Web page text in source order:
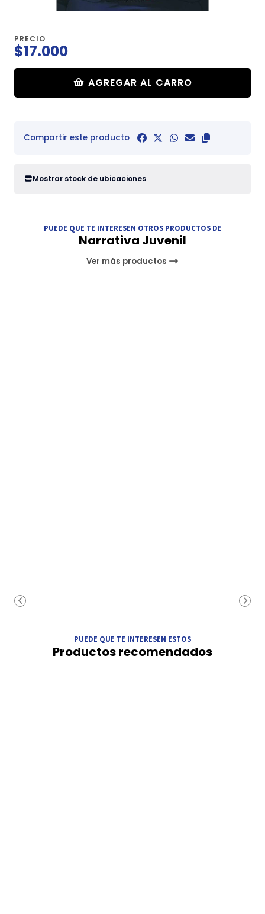
PRECIO
$17.000
AGREGAR AL CARRO
Compartir este producto
Mostrar stock de ubicaciones
PUEDE QUE TE INTERESEN OTROS PRODUCTOS DE
Narrativa Juvenil
Ver más productos
PUEDE QUE TE INTERESEN ESTOS
Productos recomendados